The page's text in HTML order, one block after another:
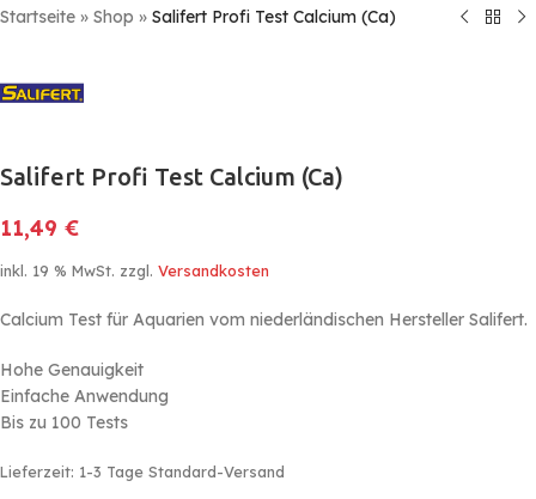
Startseite » Shop » Salifert Profi Test Calcium (Ca)
Salifert Profi Test Calcium (Ca)
11,49 €
inkl. 19 % MwSt. zzgl. Versandkosten
Calcium Test für Aquarien vom niederländischen Hersteller Salifert.
Hohe Genauigkeit
Einfache Anwendung
Bis zu 100 Tests
Lieferzeit: 1-3 Tage Standard-Versand